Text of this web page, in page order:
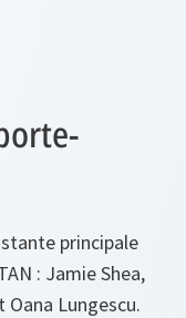
principale
: Jamie Shea,
Lungescu.